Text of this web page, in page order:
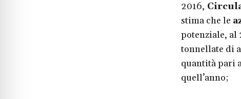
2016,
stima che le
potenziale, al
tonnellate di
quantità pari
quell’anno;